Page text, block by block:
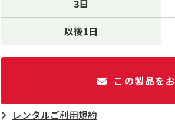
3日
以後1日
この製品を
レンタルご利⽤規約